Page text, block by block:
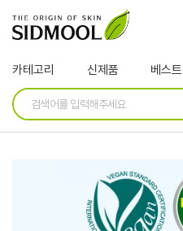
카테고리 신제품 베스트